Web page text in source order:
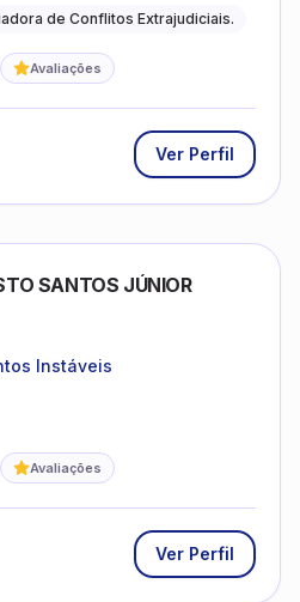
- Autoestima -
de Conflitos Extrajudiciais.
Avaliações
Ver Perfil
SANTOS JÚNIOR
Instáveis
Avaliações
Ver Perfil